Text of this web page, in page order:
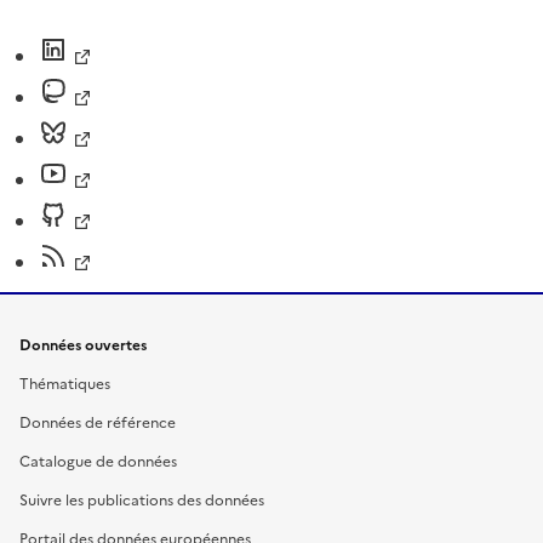
Données ouvertes
Thématiques
Données de référence
Catalogue de données
Suivre les publications des données